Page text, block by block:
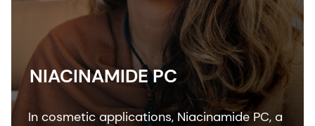
NIACINAMIDE PC
In cosmetic applications, Niacinamide PC, a